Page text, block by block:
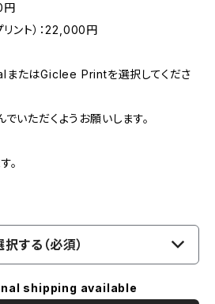
円
ント）：22,000円
またはGiclee Printを選択してくださ
いただくようお願いします。
。
択する（必須）
shipping available